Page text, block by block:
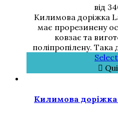
від
Килимова доріжка
має прорезинену
ковзає та
поліпропілену.
Килимова доріжка